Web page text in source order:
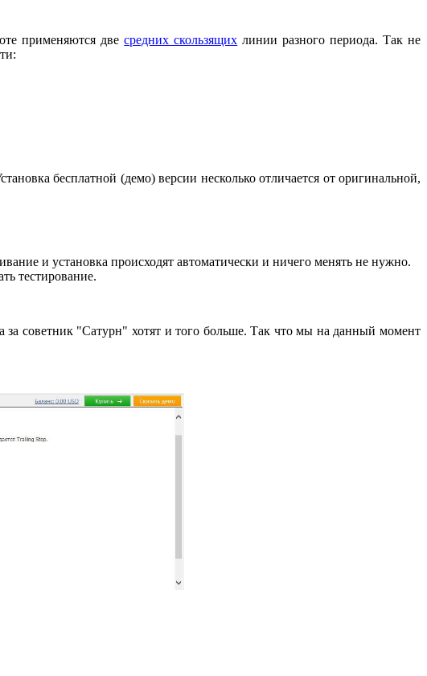
применяются двесредних скользящих линии разного периода. Так не
бесплатной (демо) версии несколько отличается от оригинальной,
и установка происходят автоматически и ничего менять не нужно.
тестирование.
за советник "Сатурн" хотят и того больше. Так что мы на данный момент